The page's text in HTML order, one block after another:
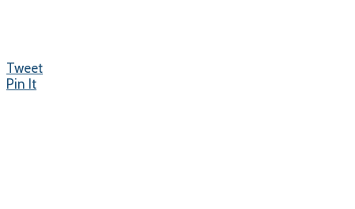
Tweet
Pin It